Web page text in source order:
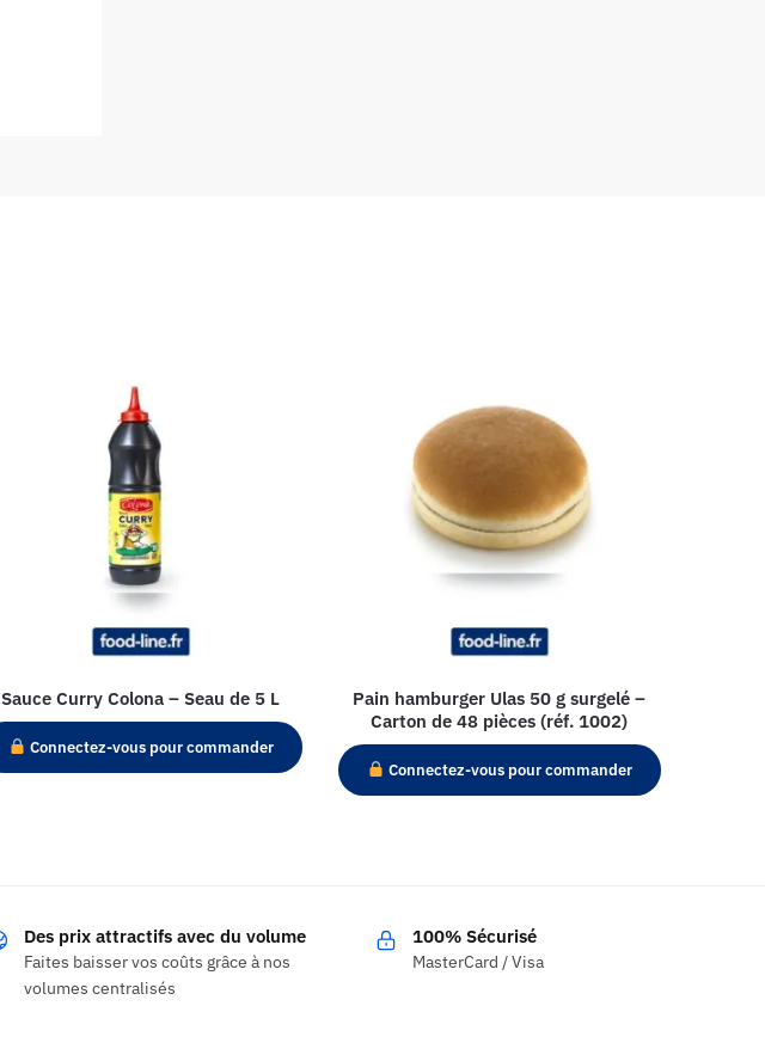
Sauce Curry Colona – Seau de 5 L
Connectez-vous pour commander
Pain hamburger Ulas 50 g surgelé –
Carton de 48 pièces (réf. 1002)
Connectez-vous pour commander
Des prix attractifs avec du volume
Faites baisser vos coûts grâce à nos
volumes centralisés
100% Sécurisé
MasterCard / Visa